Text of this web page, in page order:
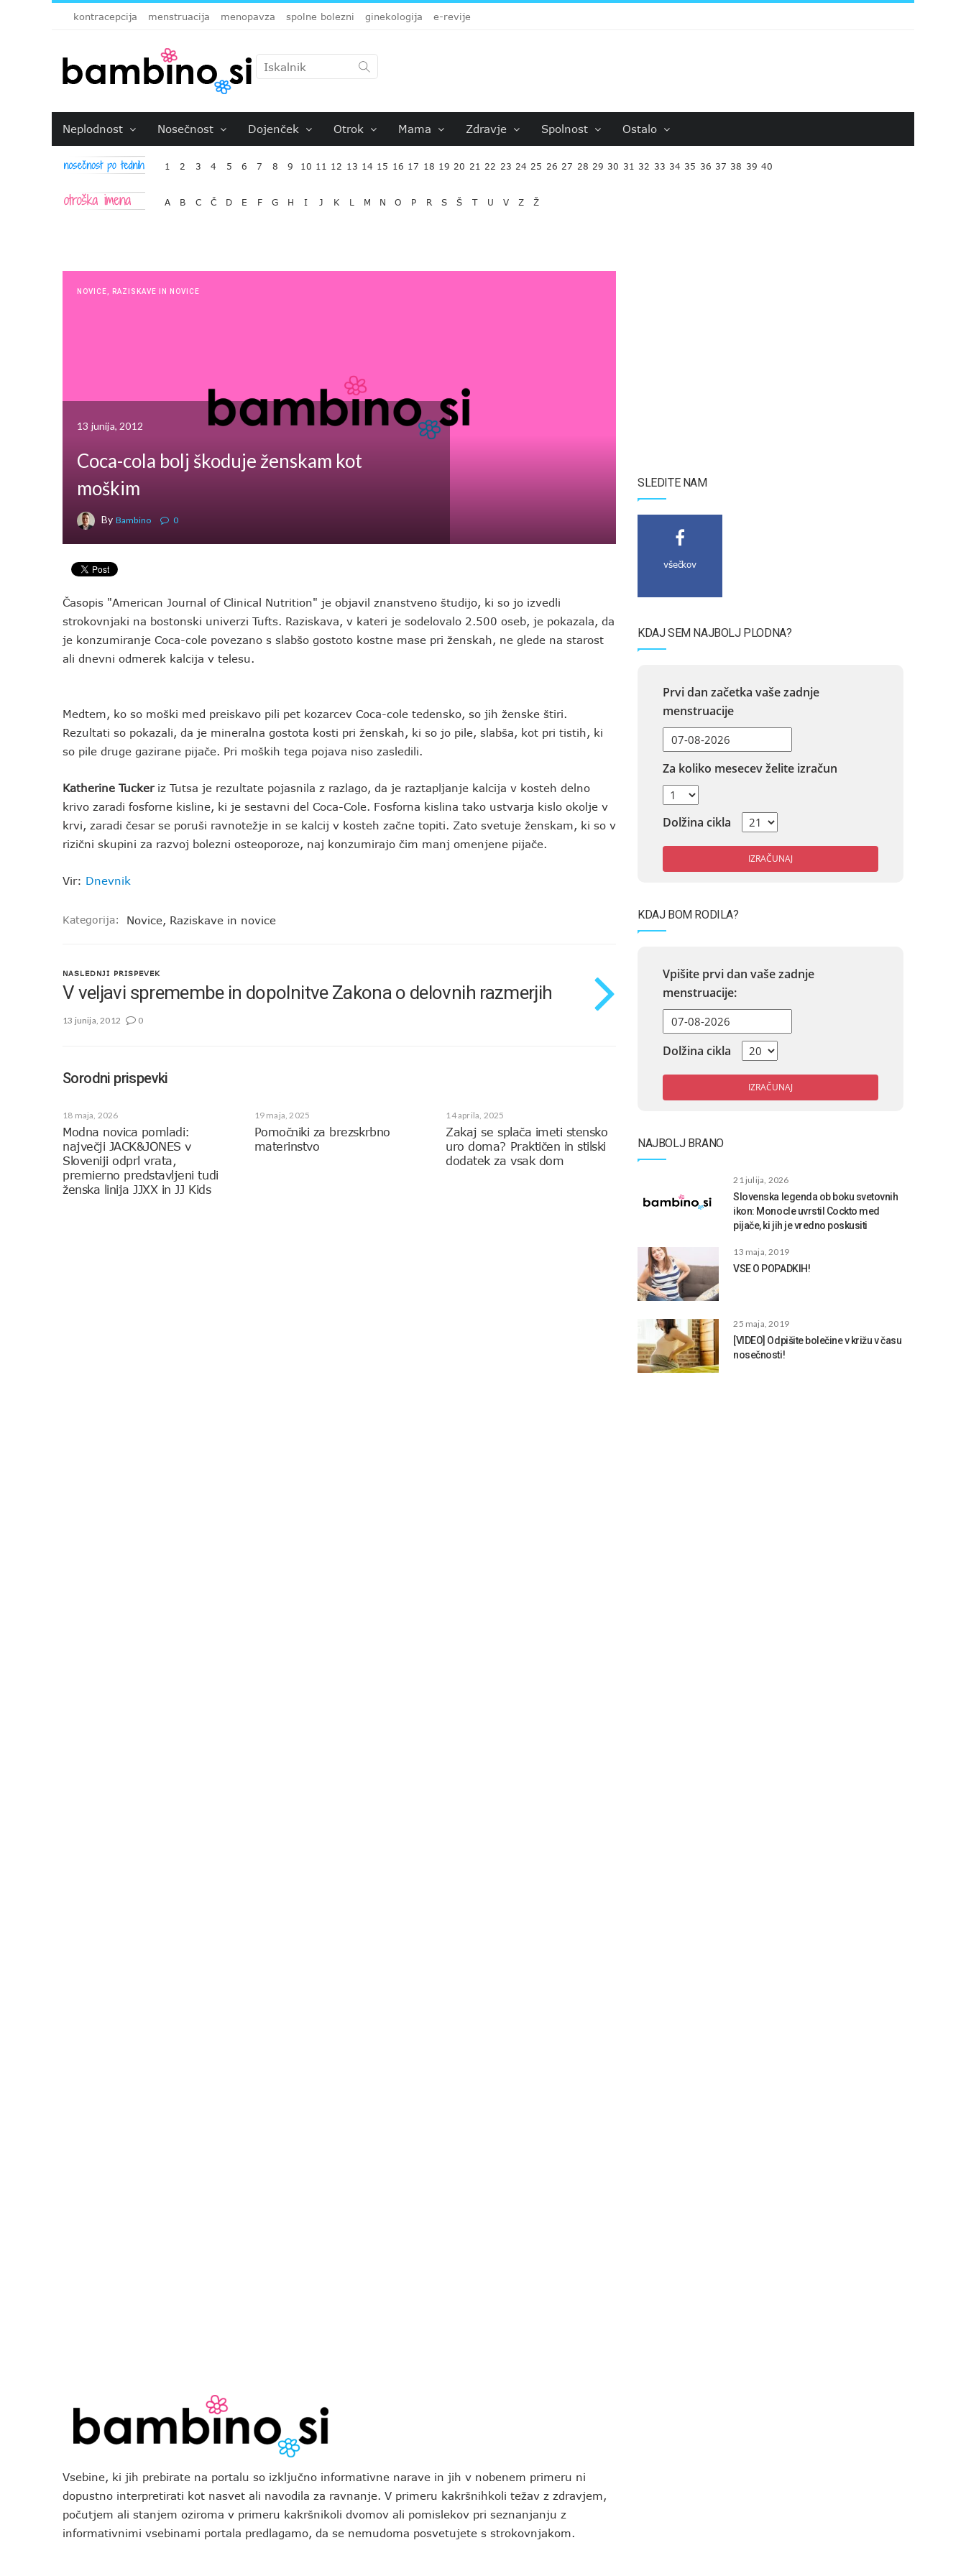
kontracepcija menstruacija menopavza spolne bolezni ginekologija e-revije
Neplodnost Nosečnost Dojenček Otrok Mama Zdravje Spolnost Ostalo
1 2 3 4 5 6 7 8 9 10 11 12 13 14 15 16 17 18 19 20 21 22 23 24 25 26 27 28 29 30 31 32 33 34 35 36 37 38 39 40
A B C Č D E F G H I J K L M N O P R S Š T U V Z Ž
NOVICE RAZISKAVE IN NOVICE
13 junija, 2012
Coca-cola bolj škoduje ženskam kot
moškim
By Bambino 0
Časopis "American Journal of Clinical Nutrition" je objavil znanstveno študijo, ki so jo izvedli
strokovnjaki na bostonski univerzi Tufts. Raziskava, v kateri je sodelovalo 2.500 oseb, je pokazala, da
je konzumiranje Coca-cole povezano s slabšo gostoto kostne mase pri ženskah, ne glede na starost
ali dnevni odmerek kalcija v telesu.
Medtem, ko so moški med preiskavo pili pet kozarcev Coca-cole tedensko, so jih ženske štiri.
Rezultati so pokazali, da je mineralna gostota kosti pri ženskah, ki so jo pile, slabša, kot pri tistih, ki
so pile druge gazirane pijače. Pri moških tega pojava niso zasledili.
Katherine Tuckeriz Tutsa je rezultate pojasnila z razlago, da je raztapljanje kalcija v kosteh delno
krivo zaradi fosforne kisline, ki je sestavni del Coca-Cole. Fosforna kislina tako ustvarja kislo okolje v
krvi, zaradi česar se poruši ravnotežje in se kalcij v kosteh začne topiti. Zato svetuje ženskam, ki so v
rizični skupini za razvoj bolezni osteoporoze, naj konzumirajo čim manj omenjene pijače.
Vir: Dnevnik
Kategorija: Novice, Raziskave in novice
NASLEDNJI PRISPEVEK
V veljavi spremembe in dopolnitve Zakona o delovnih razmerjih
13 junija, 2012 0
Sorodni prispevki
18 maja, 2026
Modna novica pomladi:
največji JACK&JONES v
Sloveniji odprl vrata,
premierno predstavljeni tudi
ženska linija JJXX in JJ Kids
19 maja, 2025
Pomočniki za brezskrbno
materinstvo
14 aprila, 2025
Zakaj se splača imeti stensko
uro doma? Praktičen in stilski
dodatek za vsak dom
SLEDITE NAM
všečkov
KDAJ SEM NAJBOLJ PLODNA?
Prvi dan začetka vaše zadnje
menstruacije
Za koliko mesecev želite izračun
Dolžina cikla
IZRAČUNAJ
KDAJ BOM RODILA?
Vpišite prvi dan vaše zadnje
menstruacije:
Dolžina cikla
IZRAČUNAJ
NAJBOLJ BRANO
21 julija, 2026
Slovenska legenda ob boku svetovnih
ikon: Monocle uvrstil Cockto med
pijače, ki jih je vredno poskusiti
13 maja, 2019
VSE O POPADKIH!
25 maja, 2019
[VIDEO] Odpišite bolečine v križu v času
nosečnosti!
Vsebine, ki jih prebirate na portalu so izključno informativne narave in jih v nobenem primeru ni
dopustno interpretirati kot nasvet ali navodila za ravnanje. V primeru kakršnihkoli težav z zdravjem,
počutjem ali stanjem oziroma v primeru kakršnikoli dvomov ali pomislekov pri seznanjanju z
informativnimi vsebinami portala predlagamo, da se nemudoma posvetujete s strokovnjakom.